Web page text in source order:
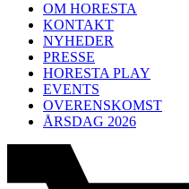
OM HORESTA
KONTAKT
NYHEDER
PRESSE
HORESTA PLAY
EVENTS
OVERENSKOMST
ÅRSDAG 2026